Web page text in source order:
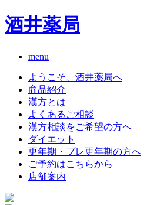
酒井薬局
menu
ようこそ、酒井薬局へ
商品紹介
漢方とは
よくあるご相談
漢方相談をご希望の方へ
ダイエット
更年期・プレ更年期の方へ
ご予約はこちらから
店舗案内